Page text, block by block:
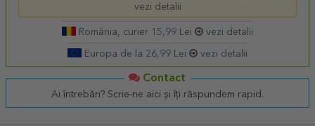
vezi detalii
România, curier 15,99 Lei vezi detalii
Europa de la 26,99 Lei vezi detalii
Contact
Ai întrebări? Scrie-ne aici și îți răspundem rapid.